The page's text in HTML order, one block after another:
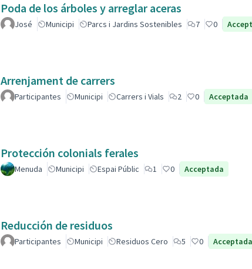
Poda de los árboles y arreglar aceras
José Municipi Parcs i Jardins Sostenibles 7 0
Arrenjament de carrers
Participantes Municipi Carrers i Vials 2 0 Acceptada
Protección colonials ferales
Menuda Municipi Espai Públic 1 0 Acceptada
Reducción de residuos
Participantes Municipi Residuos Cero 5 0 Acceptada